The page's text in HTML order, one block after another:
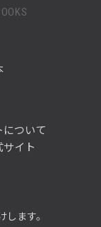
について
サイト
ます。